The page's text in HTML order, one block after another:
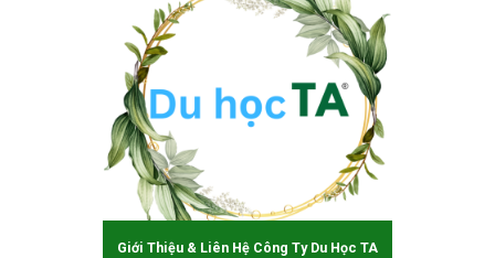
Giới Thiệu & Liên Hệ Công Ty Du Học TA